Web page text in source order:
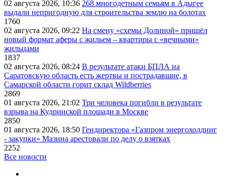
02 августа 2026, 10:36 268 многодетным семьям в Адыгее
выдали непригодную для строительства землю на болотах
1760
02 августа 2026, 09:22 На смену «схемы Долиной» пришёл
новый формат аферы с жильем – квартиры с «вечными»
жильцами
1837
02 августа 2026, 08:24 В результате атаки БПЛА на
Саратовскую область есть жертвы и пострадавшие, в
Самарской области горит склад Wildberries
2869
01 августа 2026, 21:02 Три человека погибли в результате
взрыва на Кудринской площади в Москве
2850
01 августа 2026, 18:50 Гендиректора «Газпром энергохолдинг
- закупки» Мазина арестовали по делу о взятках
2252
Все новости